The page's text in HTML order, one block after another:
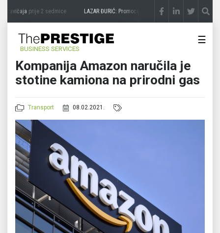
zavičajaprije 2 sedmice LAZAR ĐURIĆ: Promocija potencijal pretvara u destinaciju
BUSINESS SERVICES
☰
Kompanija Amazon naručila je
stotine kamiona na prirodni gas
Transport 08.02.2021.